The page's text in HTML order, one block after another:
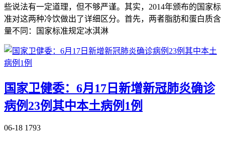
些说法有一定道理，但不够严谨。其实，2014年颁布的国家标
准对这两种冷饮做出了详细区分。首先，两者脂肪和蛋白质含
量不同：国家标准规定冰淇淋
国家卫健委：6月17日新增新冠肺炎确诊
病例23例其中本土病例1例
06-18 1793